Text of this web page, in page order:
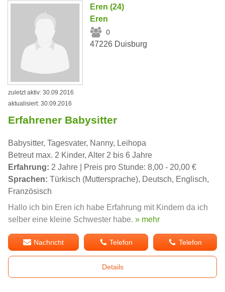
Eren (24)
Eren
0
47226 Duisburg
zuletzt aktiv: 30.09.2016
aktualisiert: 30.09.2016
Erfahrener Babysitter
Babysitter, Tagesvater, Nanny, Leihopa
Betreut max. 2 Kinder, Alter 2 bis 6 Jahre
Erfahrung: 2 Jahre | Preis pro Stunde: 8,00 - 20,00 €
Sprachen: Türkisch (Muttersprache), Deutsch, Englisch,
Französisch
Hallo ich bin Eren ich habe Erfahrung mit Kindern da ich
selber eine kleine Schwester habe. » mehr
Nachricht Telefon Telefon
Details